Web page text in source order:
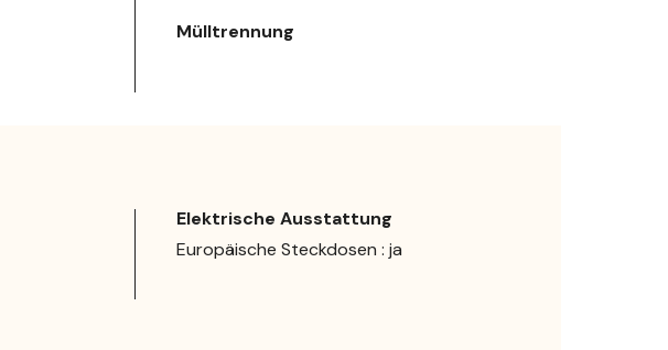
Mülltrennung
Elektrische Ausstattung
Europäische Steckdosen : ja